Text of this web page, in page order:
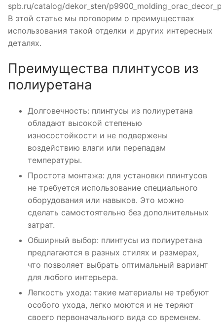
spb.ru/catalog/dekor_sten/
В этой статье мы поговорим о преимуществах
использования такой отделки и других интересных
деталях.
Преимущества плинтусов из
полиуретана
Долговечность: плинтусы из полиуретана
обладают высокой степенью
износостойкости и не подвержены
воздействию влаги или перепадам
температуры.
Простота монтажа: для установки плинтусов
не требуется использование специального
оборудования или навыков. Это можно
сделать самостоятельно без дополнительных
затрат.
Обширный выбор: плинтусы из полиуретана
предлагаются в разных стилях и размерах,
что позволяет выбрать оптимальный вариант
для любого интерьера.
Легкость ухода: такие материалы не требуют
особого ухода, легко моются и не теряют
своего первоначального вида со временем.